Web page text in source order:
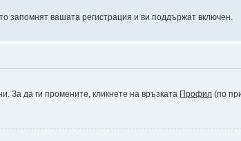
запомнят вашата регистрация и ви поддържат включен.
За да ги промените, кликнете на връзката Профил (по